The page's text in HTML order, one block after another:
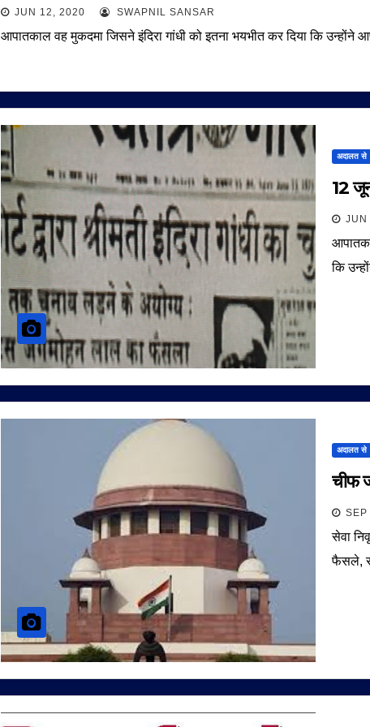
JUN 12, 2020 SWAPNIL SANSAR
आपातकाल वह मुकदमा जिसने इंदिरा गांधी को इतना भयभीत कर दिया कि
अदालत से
12
JUN
कि
अदालत से
चीफ
सेवा
फैसले,